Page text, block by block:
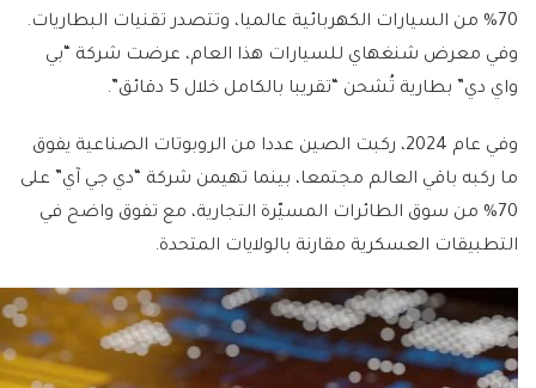
70% من السيارات الكهربائية عالميا، وتتصدر تقنيات البطاريات.
وفي معرض شنغهاي للسيارات هذا العام، عرضت شركة “بي
واي دي” بطارية تُشحن “تقريبا بالكامل خلال 5 دقائق”.
وفي عام 2024، ركبت الصين عددا من الروبوتات الصناعية يفوق
ما ركبه باقي العالم مجتمعا، بينما تهيمن شركة “دي جي آي” على
70% من سوق الطائرات المسيّرة التجارية، مع تفوق واضح في
التطبيقات العسكرية مقارنة بالولايات المتحدة.